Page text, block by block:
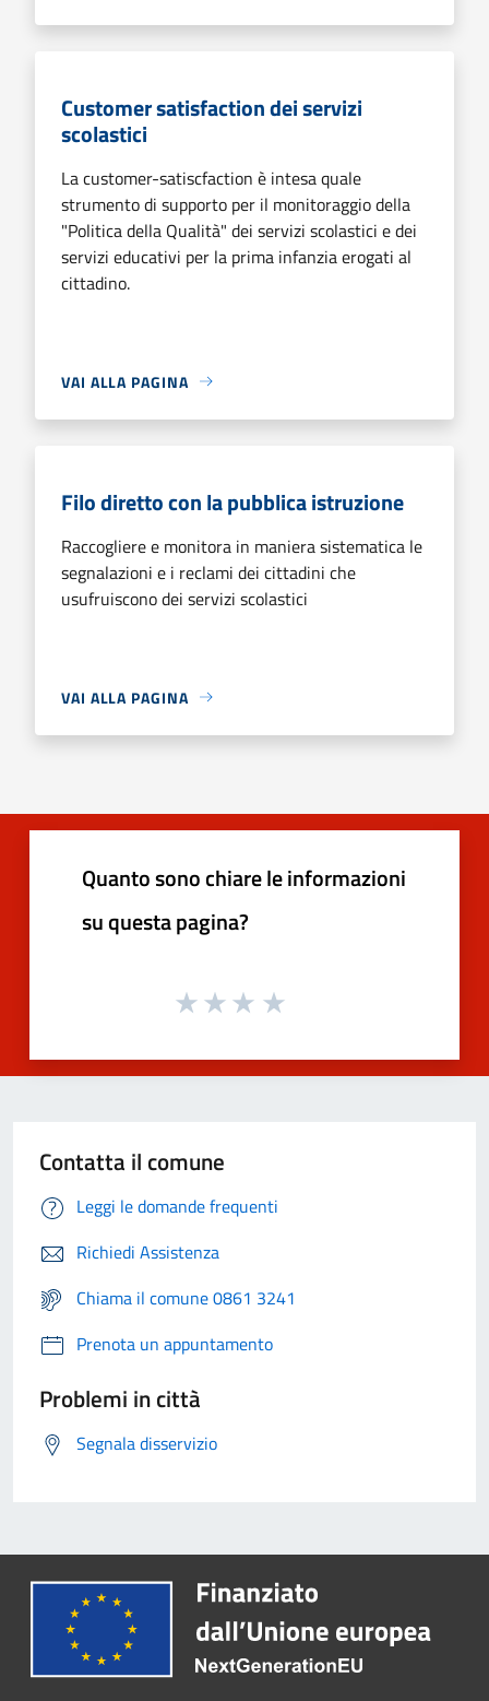
Customer satisfaction dei servizi
scolastici
La customer-satiscfaction è intesa quale
strumento di supporto per il monitoraggio della
"Politica della Qualità" dei servizi scolastici e dei
servizi educativi per la prima infanzia erogati al
cittadino.
VAI ALLA PAGINA
Filo diretto con la pubblica istruzione
Raccogliere e monitora in maniera sistematica le
segnalazioni e i reclami dei cittadini che
usufruiscono dei servizi scolastici
VAI ALLA PAGINA
Quanto sono chiare le informazioni
su questa pagina?
Contatta il comune
Leggi le domande frequenti
Richiedi Assistenza
Chiama il comune 0861 3241
Prenota un appuntamento
Problemi in città
Segnala disservizio